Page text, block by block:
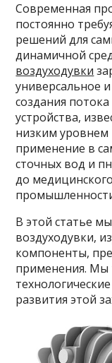
Современная
постоянно
решений для
динамичной
воздуходувки
универсальное
создания
устройства,
низким
применение в
сточных вод и
до
В этой статье
воздуходувки,
компоненты,
применения. Мы
развития этой